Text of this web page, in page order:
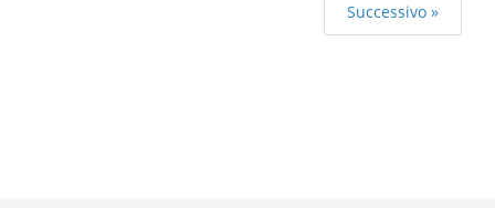
Successivo »